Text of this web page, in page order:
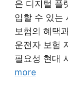
은 디지털 플
입할 수 있는
보험의 혜택
운전자 보험
필요성 현대
more